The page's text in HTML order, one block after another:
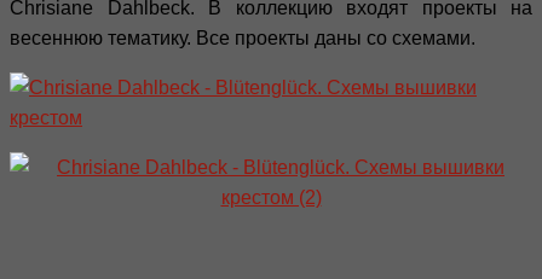
Chrisiane Dahlbeck. В коллекцию входят проекты на
весеннюю тематику. Все проекты даны со схемами.